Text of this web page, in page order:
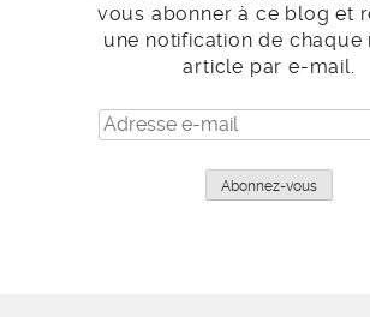
vous abonner à ce blog et
une notification de chaque
article par e-mail.
Adresse
e-
Abonnez-vous